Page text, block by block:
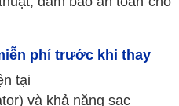
phí trước khi thay
tại
và khả năng sạc